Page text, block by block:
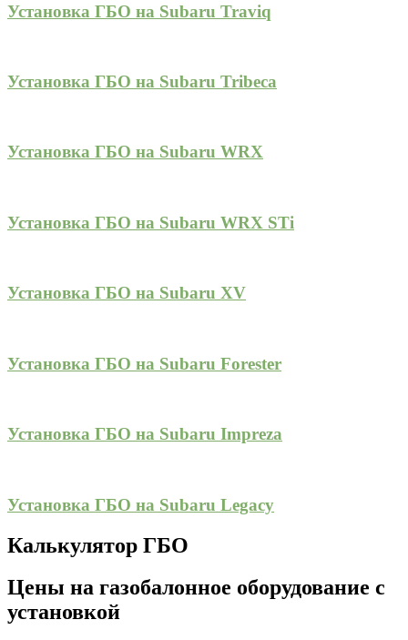
Установка ГБО на Subaru Traviq
Установка ГБО на Subaru Tribeca
Установка ГБО на Subaru WRX
Установка ГБО на Subaru WRX STi
Установка ГБО на Subaru XV
Установка ГБО на Subaru Forester
Установка ГБО на Subaru Impreza
Установка ГБО на Subaru Legacy
Калькулятор ГБО
Цены на газобалонное оборудование с
установкой